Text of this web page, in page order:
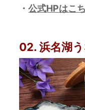
・公式HPはこ
02. 浜名湖